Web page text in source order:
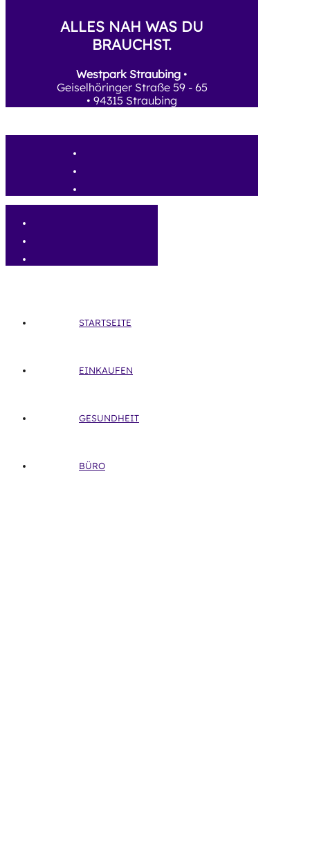
ALLES NAH WAS DU
BRAUCHST.
Westpark Straubing •
Geiselhöringer Straße 59 - 65
• 94315 Straubing
STARTSEITE
EINKAUFEN
GESUNDHEIT
BÜRO